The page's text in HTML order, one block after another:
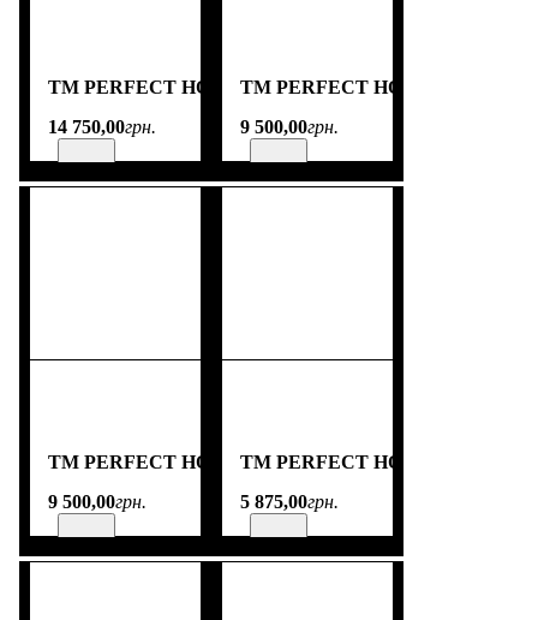
TM PERFECT HOME
14 750,00грн.
TM PERFECT HOME
9 500,00грн.
TM PERFECT HOME
9 500,00грн.
TM PERFECT HOME
5 875,00грн.